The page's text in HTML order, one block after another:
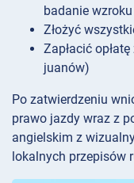
badanie
Złożyć
Zapłacić
juanów)
Po zatwierdzeniu
prawo jazdy wraz z
angielskim z
lokalnych przepisów